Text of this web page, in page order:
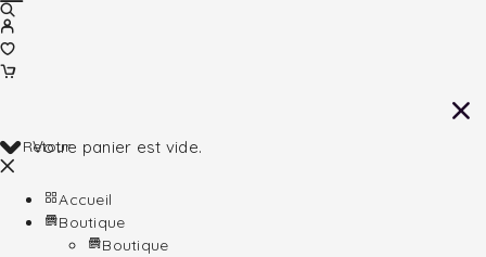
Votre panier est vide.
Retour
Accueil
Boutique
Boutique